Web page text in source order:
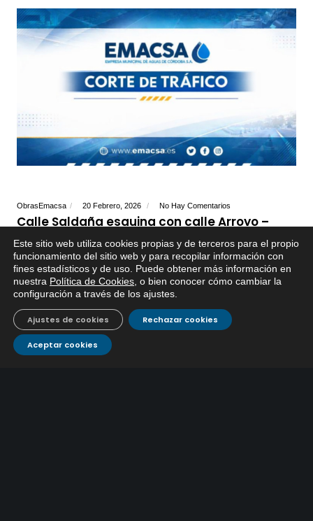
ObrasEmacsa 20 Febrero, 2026 No Hay Comentarios
Calle Saldaña esquina con calle Arroyo –
Corte Parcial de tráfico – Trabajos en la red
de alcantarillado
DEL 23/02 al 27/02 . C/ SALDAÑA ESQ. C/ ARROYO . Corte parcial
de tráfico, por trabajos de conexión de imbornales a pozo de registro
Este sitio web utiliza cookies propias y de terceros para el propio
funcionamiento del sitio web y para recopilar información con
fines estadísticos y de uso. Puede obtener más información en
nuestra Política de Cookies , o bien conocer cómo cambiar la
configuración a través de los ajustes
Aceptar cookies
Rechazar cookies
Ajustes de cookies